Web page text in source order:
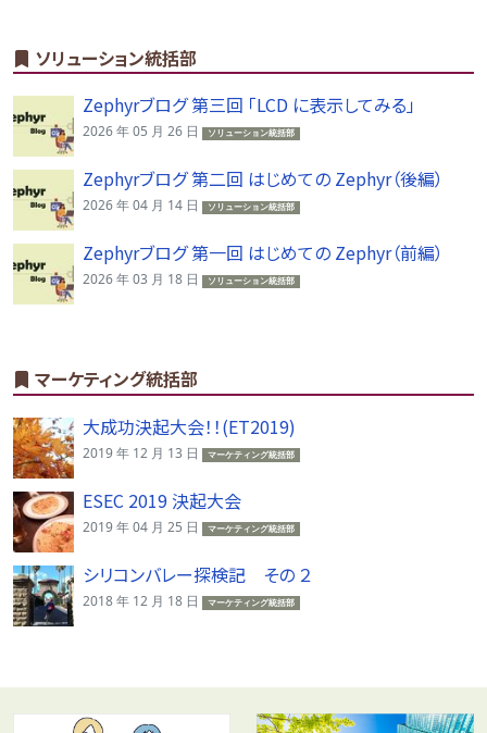
ソリューション統括部
Zephyrブログ 第三回 「LCD に表示してみる」
2026 年 05 月 26 日 ソリューション統括部
Zephyrブログ 第二回 はじめての Zephyr（後編）
2026 年 04 月 14 日 ソリューション統括部
Zephyrブログ 第一回 はじめての Zephyr（前編）
2026 年 03 月 18 日 ソリューション統括部
マーケティング統括部
大成功決起大会！！(ET2019)
2019 年 12 月 13 日 マーケティング統括部
ESEC 2019 決起大会
2019 年 04 月 25 日 マーケティング統括部
シリコンバレー探検記 その ２
2018 年 12 月 18 日 マーケティング統括部